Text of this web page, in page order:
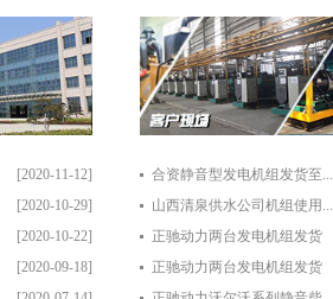
[2020-11-12]
[2020-10-29]
[2020-10-22]
[2020-09-18]
合资静音型发电机组发货至...
山西清泉供水公司机组使用...
正驰动力两台发电机组发货
正驰动力两台发电机组发货